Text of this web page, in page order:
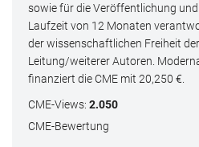
sowie für die Veröffentlichung
Laufzeit von 12 Monaten
der wissenschaftlichen Freiheit
Leitung/weiterer Autoren.
finanziert die CME mit 20,250 €.
CME-Views: 2.050
CME-Bewertung